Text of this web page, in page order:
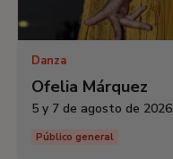
Danza
Ofelia Márquez
5 y 7 de agosto de 2026
Público general